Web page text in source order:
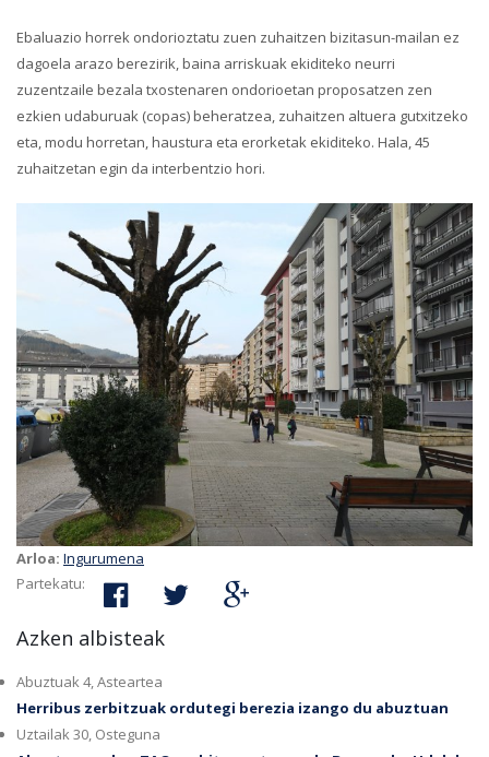
Ebaluazio horrek ondorioztatu zuen zuhaitzen bizitasun-mailan ez
dagoela arazo berezirik, baina arriskuak ekiditeko neurri
zuzentzaile bezala txostenaren ondorioetan proposatzen zen
ezkien udaburuak (copas) beheratzea, zuhaitzen altuera gutxitzeko
eta, modu horretan, haustura eta erorketak ekiditeko. Hala, 45
zuhaitzetan egin da interbentzio hori.
Arloa: Ingurumena
Partekatu:
Azken albisteak
Abuztuak 4, Asteartea
Herribus zerbitzuak ordutegi berezia izango du abuztuan
Uztailak 30, Osteguna